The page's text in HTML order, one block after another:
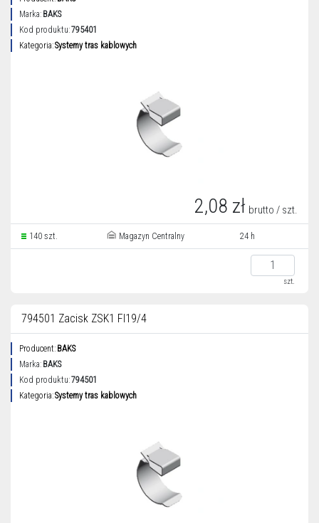
Marka: BAKS
Kod produktu:795401
Kategoria:Systemy tras kablowych
2,08 zł brutto / szt.
140 szt. Magazyn Centralny 24 h
szt.
794501 Zacisk ZSK1 FI19/4
Producent: BAKS
Marka: BAKS
Kod produktu:794501
Kategoria:Systemy tras kablowych